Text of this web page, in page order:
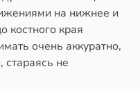
на нижнее и
костного края
очень аккуратно,
не